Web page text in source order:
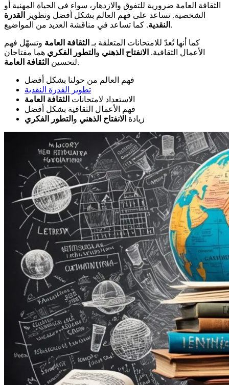
الثقافة العامة ضرورية للتفوق والازدهار، سواء في الحياة المهنية أو
الشخصية. تساعد على فهم العالم بشكل أفضل وتطوير
القدرة
النقدية . كما تساعد في مناقشة العديد من المواضيع.
كما أنها تُعدّ للامتحانات المتعلقة بـ الثقافة العامة وتسهّل فهم
الأعمال الثقافية. الانفتاح الذهني و التطور الفكري هما مفتاحان
لتحسين الثقافة العامة .
فهم العالم من حولنا بشكل أفضل
تطوير القدرة النقدية
الاستعداد لامتحانات الثقافة العامة
فهم الأعمال الثقافية بشكل أفضل
زيادة الانفتاح الذهني و التطور الفكري